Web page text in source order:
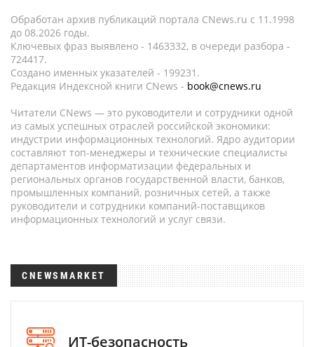
Обработан архив публикаций портала CNews.ru c 11.1998
до 08.2026 годы.
Ключевых фраз выявлено - 1463332, в очереди разбора -
724417.
Создано именных указателей - 199231.
Редакция Индексной книги CNews - book@cnews.ru
Читатели CNews — это руководители и сотрудники одной
из самых успешных отраслей российской экономики:
индустрии информационных технологий. Ядро аудитории
составляют топ-менеджеры и технические специалисты
департаментов информатизации федеральных и
региональных органов государственной власти, банков,
промышленных компаний, розничных сетей, а также
руководители и сотрудники компаний-поставщиков
информационных технологий и услуг связи.
CNEWSMARKET
ИТ-безопасность